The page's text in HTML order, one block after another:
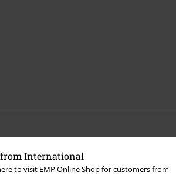
International
to visit EMP Online Shop for customers from